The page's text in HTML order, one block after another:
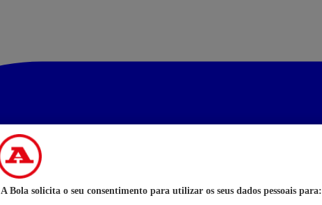
A Bola solicita o seu consentimento para utilizar os seus dados pessoais para: